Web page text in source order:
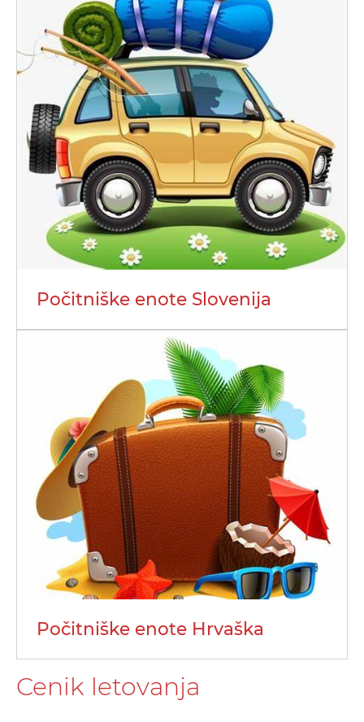
Počitniške enote Slovenija
Počitniške enote Hrvaška
Cenik letovanja